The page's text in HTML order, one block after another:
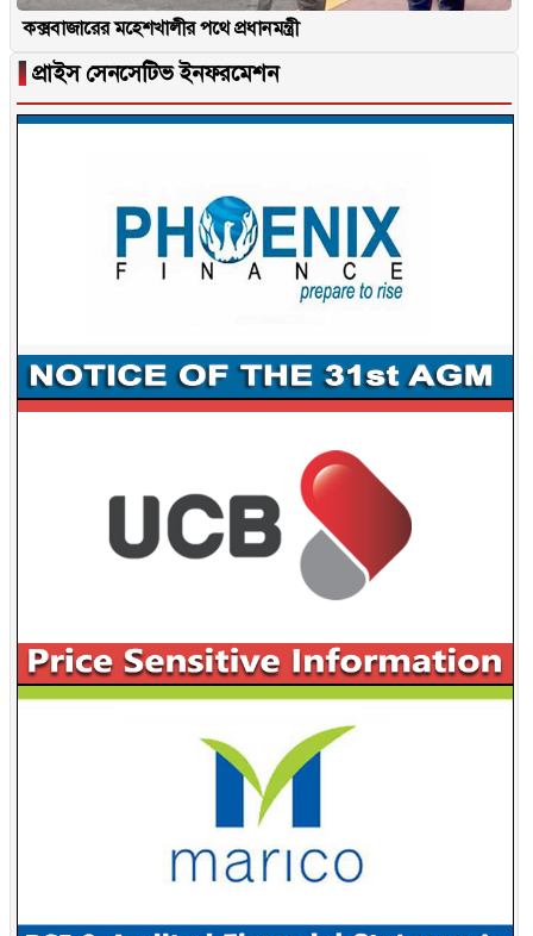
কক্সবাজারের মহেশখালীর পথে প্রধানমন্ত্রী
▐ প্রাইস সেনসেটিভ ইনফরমেশন